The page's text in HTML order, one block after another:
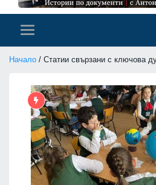
Начало / Статии свързани с ключова